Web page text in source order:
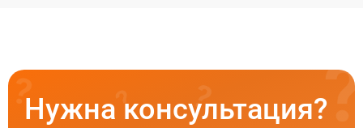
Нужна консультация?